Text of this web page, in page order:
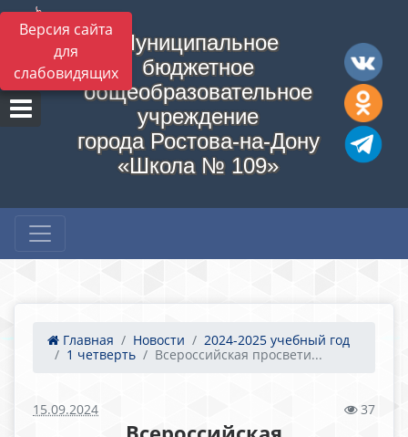
Версия сайта
для
слабовидящих
Муниципальное
бюджетное
общеобразовательное
учреждение
города Ростова-на-Дону
«Школа № 109»
Главная Новости
2024-2025 учебный год
1 четверть
Всероссийская просвети...
15.09.2024 37